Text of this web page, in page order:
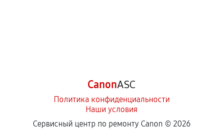
CanonASC
Политика конфиденциальности
Наши условия
Сервисный центр по ремонту Canon © 2026